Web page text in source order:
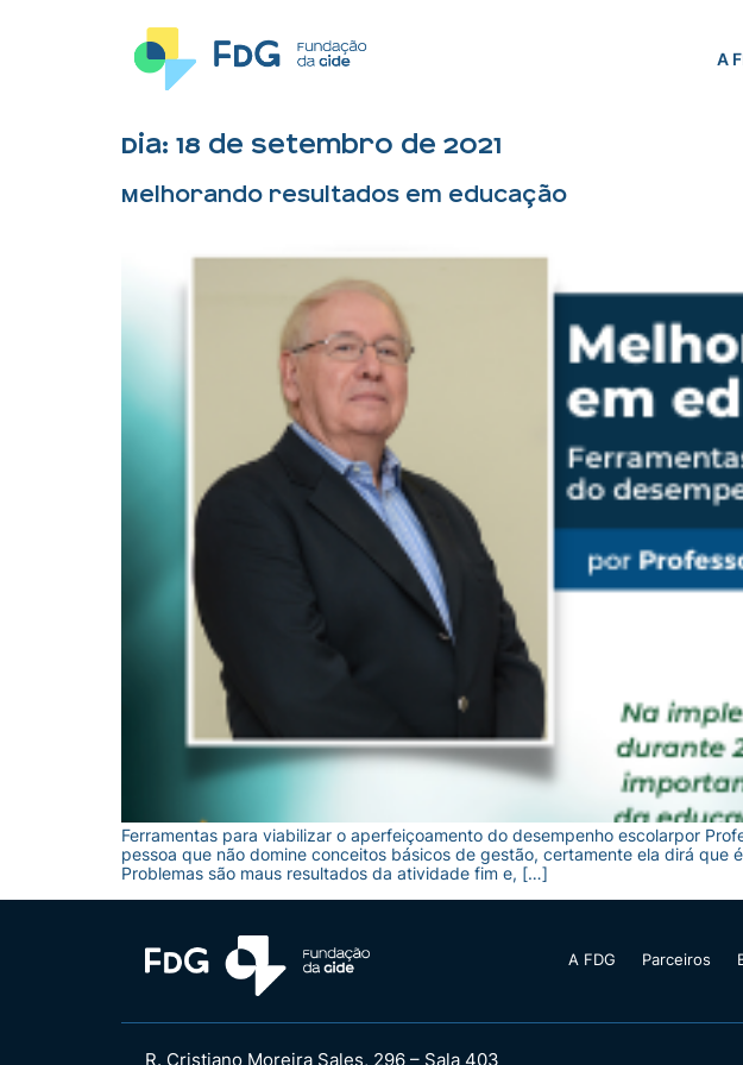
A
Dia: 18 de setembro de 2021
Melhorando resultados em educação
Ferramentas para viabilizar o aperfeiçoamento do desempenho escolarpor
pessoa que não domine conceitos básicos de gestão, certamente ela dirá
Problemas são maus resultados da atividade fim e, […]
A FDG Parceiros
R. Cristiano Moreira Sales, 296 – Sala 403